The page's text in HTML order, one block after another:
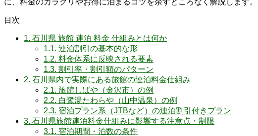
目次
1. 石川県 旅館 連泊 料金 仕組みとは何か
1.1. 連泊割引の基本的な形
1.2. 料金体系に反映される要素
1.3. 割引率・割引額のパターン
2. 石川県内で実際にある旅館の連泊料金仕組み
2.1. 旅館しばや（金沢市）の例
2.2. 白鷺湯たわらや（山中温泉）の例
2.3. 宿泊プラン系（JTBなど）の連泊割引付きプラン
3. 石川県旅館連泊料金仕組みに影響する注意点・制限
3.1. 宿泊期間・泊数の条件